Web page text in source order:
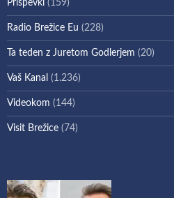
Prispevki (159)
Radio Brežice Eu (228)
Ta teden z Juretom Godlerjem (20)
Vaš Kanal (1.236)
Videokom (144)
Visit Brežice (74)